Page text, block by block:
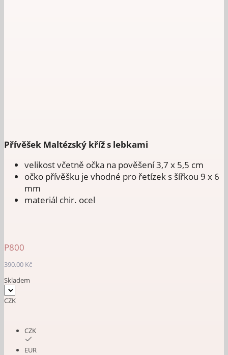
Přívěšek Maltézský kříž s lebkami
velikost včetně očka na pověšení 3,7 x 5,5 cm
očko přívěšku je vhodné pro řetízek s šířkou 9 x 6
mm
materiál chir. ocel
P800
390.00 Kč
Skladem
CZK
CZK
EUR